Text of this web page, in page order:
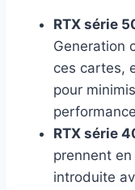
RTX série
Generation
ces cartes,
pour
RTX série
prennent
introduite